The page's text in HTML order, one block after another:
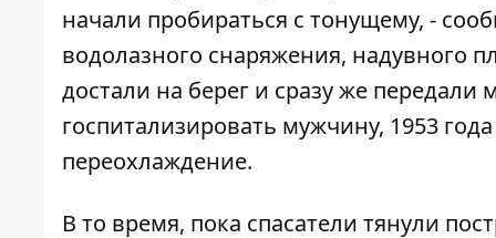
начали пробираться с тонущему, -
водолазного снаряжения, надувного
достали на берег и сразу же
госпитализировать мужчину, 1953
переохлаждение.
В то время, пока спасатели тянули